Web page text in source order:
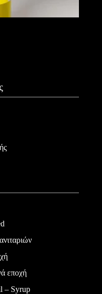
εποχή
– Syrup